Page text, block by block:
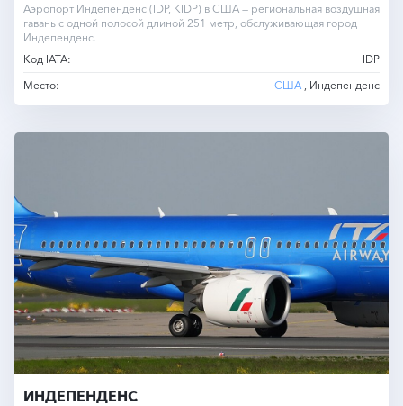
Аэропорт Индепенденс (IDP, KIDP) в США — региональная воздушная
гавань с одной полосой длиной 251 метр, обслуживающая город
Индепенденс.
Код IATA:
IDP
Место:
США , Индепенденс
ИНДЕПЕНДЕНС